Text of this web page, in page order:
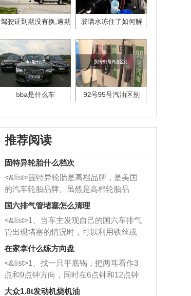
驾驶证到期没有换,逾期
玻璃水冻住了如何解
bba是什么车 92号95号汽油区别
推荐阅读
固特异轮胎什么档次
<&list>固特异轮胎是高档品牌，是美国
的汽车轮胎品牌。虽然是高档轮胎品
牌，但是中高低端的轮胎都有生产，这
也是为了更好的开拓市场。
国六排气管堵塞怎么清理
<&list>1、当车主发现自己的国六车排气
管出现堵塞的情况时，可以利用铁丝或
者是细棍，直接将杂物给取出来，如果
堵塞情况比较严重，也可以采取应急措
施。 <&list>2、直接利用木棍将所有的
杂物推到排气管里面的位置处，然后将
三元催化器拆解开，就可以将堵塞的东
在家拿什么练方向盘
<&list>1、找一只平底锅，把两耳看作3
点和9点钟方向，同时在6点钟和12点钟
方向做一个标记。 <&list>2、双手握住
大众1.8t发动机烧机油